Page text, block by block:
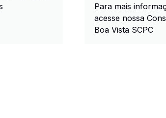
Para mais
acesse nossa
Boa Vista SCPC